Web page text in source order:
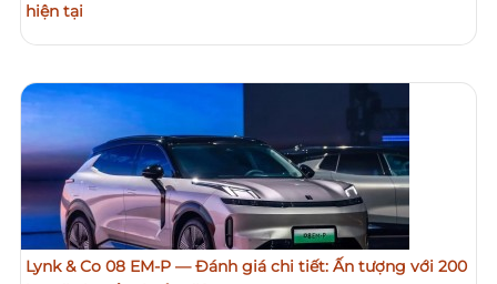
hiện tại
Lynk & Co 08 EM‑P — Đánh giá chi tiết: Ấn tượng với 200